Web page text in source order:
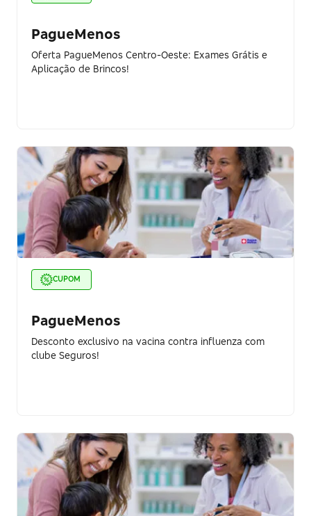
PagueMenos
Oferta PagueMenos Centro-Oeste: Exames Grátis e
Aplicação de Brincos!
CUPOM
PagueMenos
Desconto exclusivo na vacina contra influenza com
clube Seguros!